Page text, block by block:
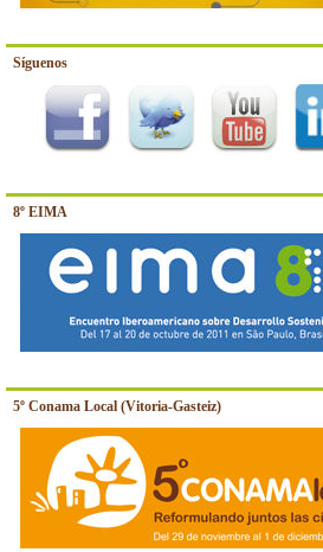
Síguenos
8º EIMA
5º Conama Local (Vitoria-Gasteiz)